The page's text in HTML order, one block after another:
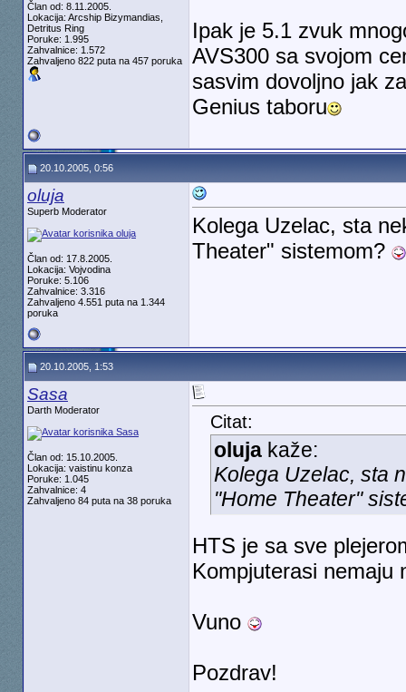
Član od: 8.11.2005.
Lokacija: Arcship Bizymandias,
Detritus Ring
Poruke: 1.995
Zahvalnice: 1.572
Zahvaljeno 822 puta na 457 poruka
Ipak je 5.1 zvuk
AVS300 sa svojom
sasvim dovoljno jak
Genius taboru
20.10.2005, 0:56
oluja
Superb Moderator
Član od: 17.8.2005.
Lokacija: Vojvodina
Poruke: 5.106
Zahvalnice: 3.316
Zahvaljeno 4.551 puta na 1.344
poruka
Kolega Uzelac, sta
Theater" sistemom?
20.10.2005, 1:53
Sasa
Darth Moderator
Član od: 15.10.2005.
Lokacija: vaistinu konza
Poruke: 1.045
Zahvalnice: 4
Zahvaljeno 84 puta na 38 poruka
Citat:
olujakaže:
Kolega Uzelac, sta
"Home Theater"
HTS je sa sve
Kompjuterasi nemaju
Vuno
Pozdrav!